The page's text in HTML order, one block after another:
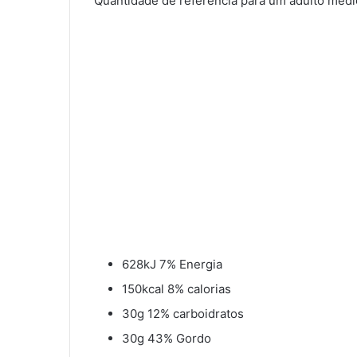
628kJ 7% Energia
150kcal 8% calorias
30g 12% carboidratos
30g 43% Gordo